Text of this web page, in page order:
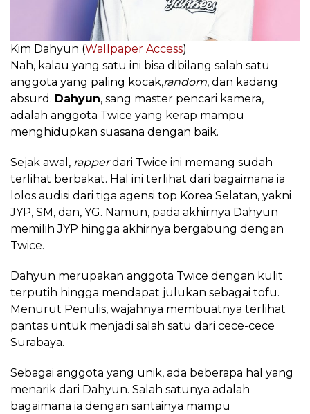
Kim Dahyun (Wallpaper Access)
Nah, kalau yang satu ini bisa dibilang salah satu
anggota yang paling kocak,random, dan kadang
absurd. Dahyun, sang master pencari kamera,
adalah anggota Twice yang kerap mampu
menghidupkan suasana dengan baik.
Sejak awal, rapperdari Twice ini memang sudah
terlihat berbakat. Hal ini terlihat dari bagaimana ia
lolos audisi dari tiga agensi top Korea Selatan, yakni
JYP, SM, dan, YG. Namun, pada akhirnya Dahyun
memilih JYP hingga akhirnya bergabung dengan
Twice.
Dahyun merupakan anggota Twice dengan kulit
terputih hingga mendapat julukan sebagai tofu.
Menurut Penulis, wajahnya membuatnya terlihat
pantas untuk menjadi salah satu dari cece-cece
Surabaya.
Sebagai anggota yang unik, ada beberapa hal yang
menarik dari Dahyun. Salah satunya adalah
bagaimana ia dengan santainya mampu